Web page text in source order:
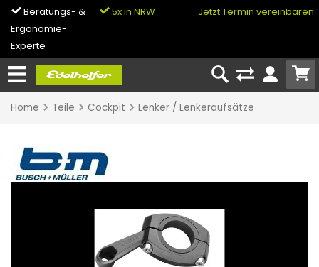
Beratungs- &
Ergonomie-
Experte
5x in NRW
0% Finanzierung
Jetzt Termin vereinbaren
Home Teile Cockpit Lenker / Lenkeraufsätze